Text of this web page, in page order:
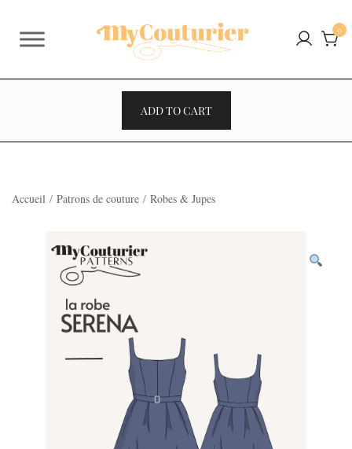
content
0
ADD TO CART
Accueil / Patrons de couture / Robes & Jupes
VENTES À 2€